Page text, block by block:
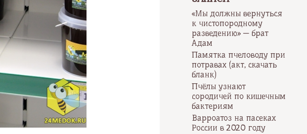
«Мы должны вернуться
к чистопородному
разведению» — брат
Адам
Памятка пчеловоду при
потравах (акт, скачать
бланк)
Пчёлы узнают
сородичей по кишечным
бактериям
Варроатоз на пасеках
России в 2020 году